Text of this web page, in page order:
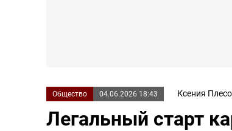
Общество 04.06.2026 18:43 Ксения
Легальный старт